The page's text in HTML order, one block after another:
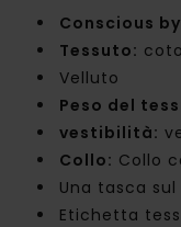
Conscious
Tessuto:
Velluto
Peso del
vestibilità:
Collo: Collo
Una tasca
Etichetta